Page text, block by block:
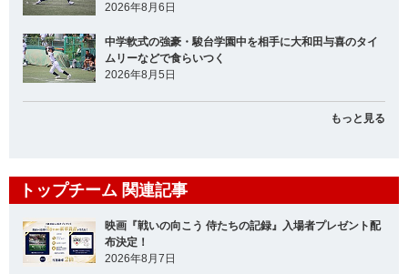
2026年8月6日
中学軟式の強豪・駿台学園中を相手に大和田与喜のタイ
ムリーなどで食らいつく
2026年8月5日
もっと見る
トップチーム 関連記事
映画『戦いの向こう 侍たちの記録』入場者プレゼント配
布決定！
2026年8月7日